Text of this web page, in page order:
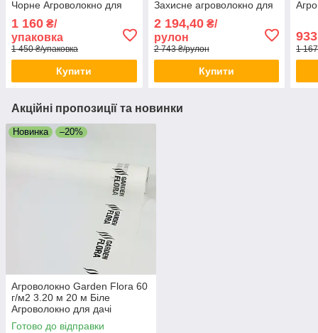
Чорне Агроволокно для
для городу
1 160 ₴/
упаковка
1 450 ₴/упаковка
Купити
Захисне агроволокно для
теплиць
2 194,40₴/
рулон
2 743 ₴/рулон
Купити
1
Акційні пропозиції та новинки
Новинка –20%
Агроволокно Garden Flora 60
г/м2 3.20 м 20 м Біле
Агроволокно для дачі
Агрополотно для теплиці
Готово до відправки